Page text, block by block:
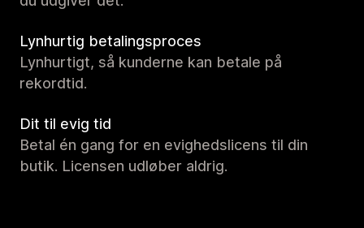
Lynhurtig betalingsproces
Lynhurtigt, så kunderne kan betale på
rekordtid.
Dit til evig tid
Betal én gang for en evighedslicens til din
butik. Licensen udløber aldrig.